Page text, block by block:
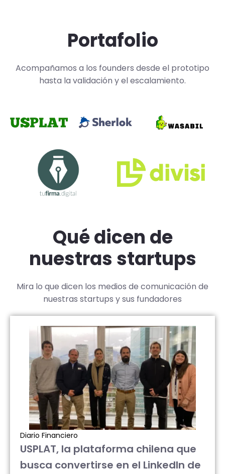
Portafolio
Acompañamos a los founders desde el prototipo
hasta la validación y el escalamiento.
Qué dicen de
nuestras startups
Mira lo que dicen los medios de comunicación de
nuestras startups y sus fundadores
Diario Financiero
USPLAT, la plataforma chilena que
busca convertirse en el LinkedIn de